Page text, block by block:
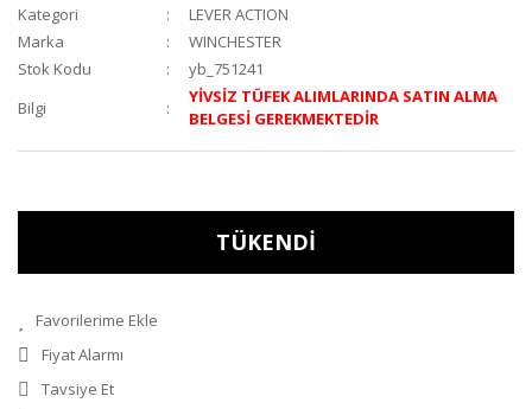
Kategori
LEVER ACTION
Marka
WINCHESTER
Stok Kodu
yb_751241
Bilgi
YİVSİZ TÜFEK ALIMLARINDA SATIN ALMA
BELGESİ GEREKMEKTEDİR
TÜKENDİ
Fiyat Alarmı
Tavsiye Et